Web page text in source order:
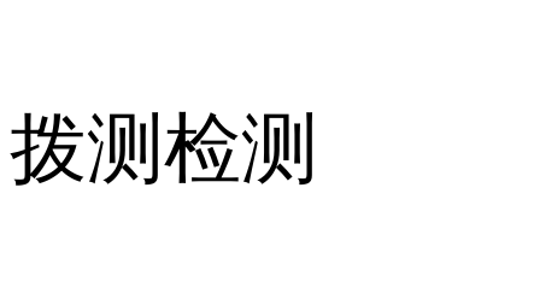
拨测检测